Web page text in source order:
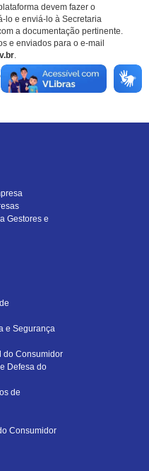
devem fazer o
lo e enviá-lo à Secretaria
a documentação pertinente.
e enviados para o e-mail
.
Adesão.
Gestores e
e Segurança
do Consumidor
Defesa do
de
Consumidor